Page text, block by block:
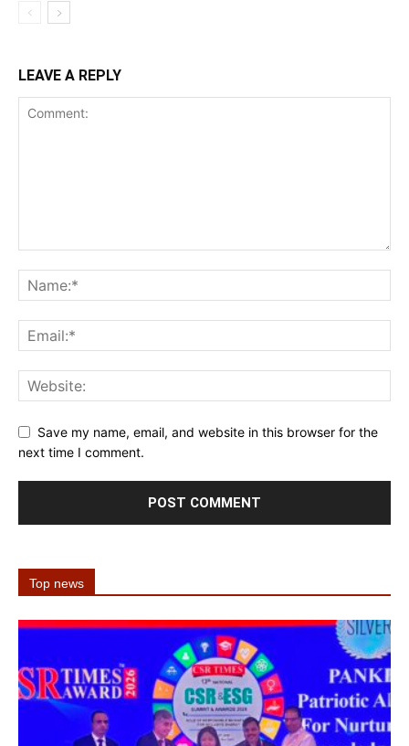
LEAVE A REPLY
Save my name, email, and website in this browser for the
next time I comment.
Top news